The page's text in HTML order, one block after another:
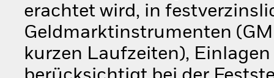
erachtet wird, in
Geldmarktinstrumenten
kurzen Laufzeiten),